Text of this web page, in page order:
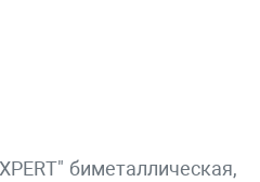
биметаллическая,